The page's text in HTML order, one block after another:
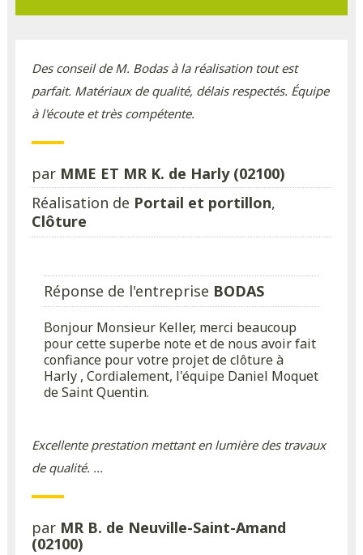
Des conseil de M. Bodas à la réalisation tout est
parfait. Matériaux de qualité, délais respectés. Équipe
à l'écoute et très compétente.
par MME ET MR K. de Harly (02100)
Réalisation de Portail et portillon,
Clôture
Réponse de l'entreprise BODAS
Bonjour Monsieur Keller, merci beaucoup
pour cette superbe note et de nous avoir fait
confiance pour votre projet de clôture à
Harly , Cordialement, l'équipe Daniel Moquet
de Saint Quentin.
Excellente prestation mettant en lumière des travaux
de qualité. ...
par MR B. de Neuville-Saint-Amand
(02100)